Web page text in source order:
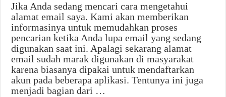
Jika Anda sedang mencari cara mengetahui
alamat email saya. Kami akan memberikan
informasinya untuk memudahkan proses
pencarian ketika Anda lupa email yang sedang
digunakan saat ini. Apalagi sekarang alamat
email sudah marak digunakan di masyarakat
karena biasanya dipakai untuk mendaftarkan
akun pada beberapa aplikasi. Tentunya ini juga
menjadi bagian dari …